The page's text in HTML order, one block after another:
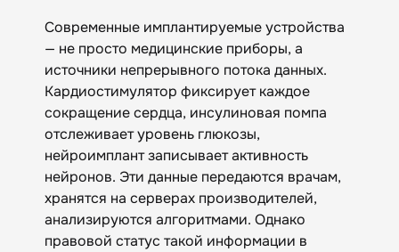
Современные имплантируемые устройства
— не просто медицинские приборы, а
источники непрерывного потока данных.
Кардиостимулятор фиксирует каждое
сокращение сердца, инсулиновая помпа
отслеживает уровень глюкозы,
нейроимплант записывает активность
нейронов. Эти данные передаются врачам,
хранятся на серверах производителей,
анализируются алгоритмами. Однако
правовой статус такой информации в